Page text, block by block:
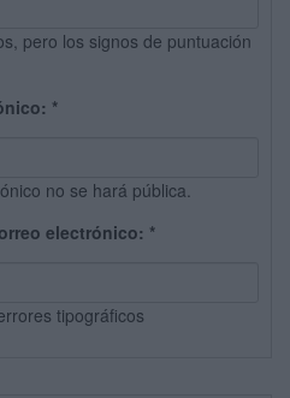
pero los signos de puntuación
*
no se hará pública.
electrónico: *
tipográficos